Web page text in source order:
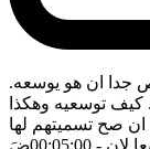
جدا ان هو يوسعه.
توسعيه وهكذا
ان صح تسميتهم لها
لان - 00:05:00 ضَ